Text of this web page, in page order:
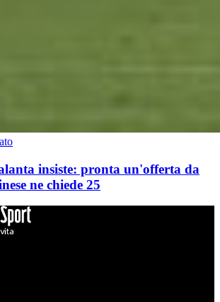
insiste: pronta un'offerta da
ne chiede 25